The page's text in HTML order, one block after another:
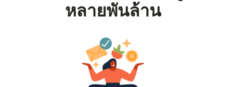
หลายพันล้าน